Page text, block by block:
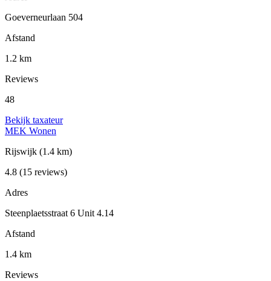
Goeverneurlaan 504
Afstand
1.2 km
Reviews
48
Bekijk taxateur
MEK Wonen
Rijswijk (1.4 km)
4.8 (15 reviews)
Adres
Steenplaetsstraat 6 Unit 4.14
Afstand
1.4 km
Reviews